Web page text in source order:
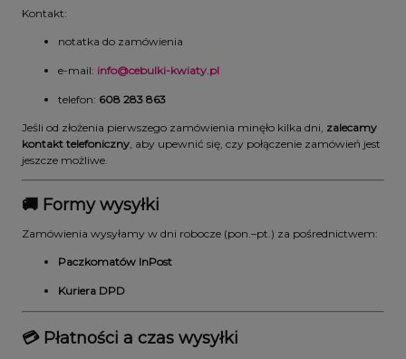
Kontakt:
notatka do zamówienia
e-mail: info@cebulki-kwiaty.pl
telefon: 608 283 863
Jeśli od złożenia pierwszego zamówienia minęło kilka dni, zalecamy
kontakt telefoniczny , aby upewnić się, czy połączenie zamówień jest
jeszcze możliwe.
🚚 Formy wysyłki
Zamówienia wysyłamy w dni robocze (pon.–pt.) za pośrednictwem:
Paczkomatów InPost
Kuriera DPD
💳 Płatności a czas wysyłki